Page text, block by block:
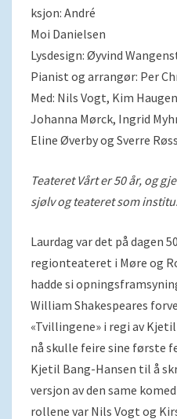
ksjon: André
Moi Danielsen
Lysdesign: Øyvind
Pianist og arrangør: Per
Med: Nils Vogt, Kim
Johanna Mørck, Ingrid
Eline Øverby og Sverre
Teateret Vårt er 50 år, og
sjølv og teateret som
Laurdag var det på dagen
regionteateret i Møre og
hadde si
William Shakespeares
«Tvillingene» i regi av
nå skulle feire sine første
Kjetil Bang-Hansen til å
versjon av den same
rollene var Nils Vogt og